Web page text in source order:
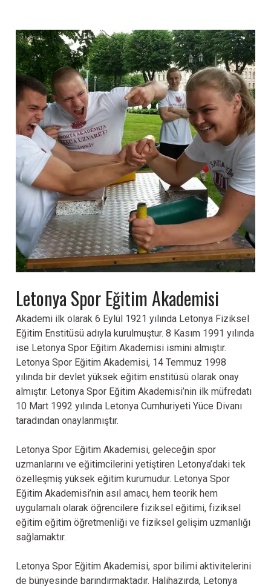
LETONYA SPOR
EĞİTİM AKADEMİSİ
Letonya Spor Eğitim Akademisi
Akademi ilk olarak 6 Eylül 1921 yılında Letonya Fiziksel
Eğitim Enstitüsü adıyla kurulmuştur. 8 Kasım 1991 yılında
ise Letonya Spor Eğitim Akademisi ismini almıştır.
Letonya Spor Eğitim Akademisi, 14 Temmuz 1998
yılında bir devlet yüksek eğitim enstitüsü olarak onay
almıştır. Letonya Spor Eğitim Akademisi’nin ilk müfredatı
10 Mart 1992 yılında Letonya Cumhuriyeti Yüce Divanı
taradından onaylanmıştır.
Letonya Spor Eğitim Akademisi, geleceğin spor
uzmanlarını ve eğitimcilerini yetiştiren Letonya’daki tek
özelleşmiş yüksek eğitim kurumudur. Letonya Spor
Eğitim Akademisi’nin asıl amacı, hem teorik hem
uygulamalı olarak öğrencilere fiziksel eğitimi, fiziksel
eğitim eğitim öğretmenliği ve fiziksel gelişim uzmanlığı
sağlamaktır.
Letonya Spor Eğitim Akademisi, spor bilimi aktivitelerini
de bünyesinde barındırmaktadır. Halihazırda, Letonya